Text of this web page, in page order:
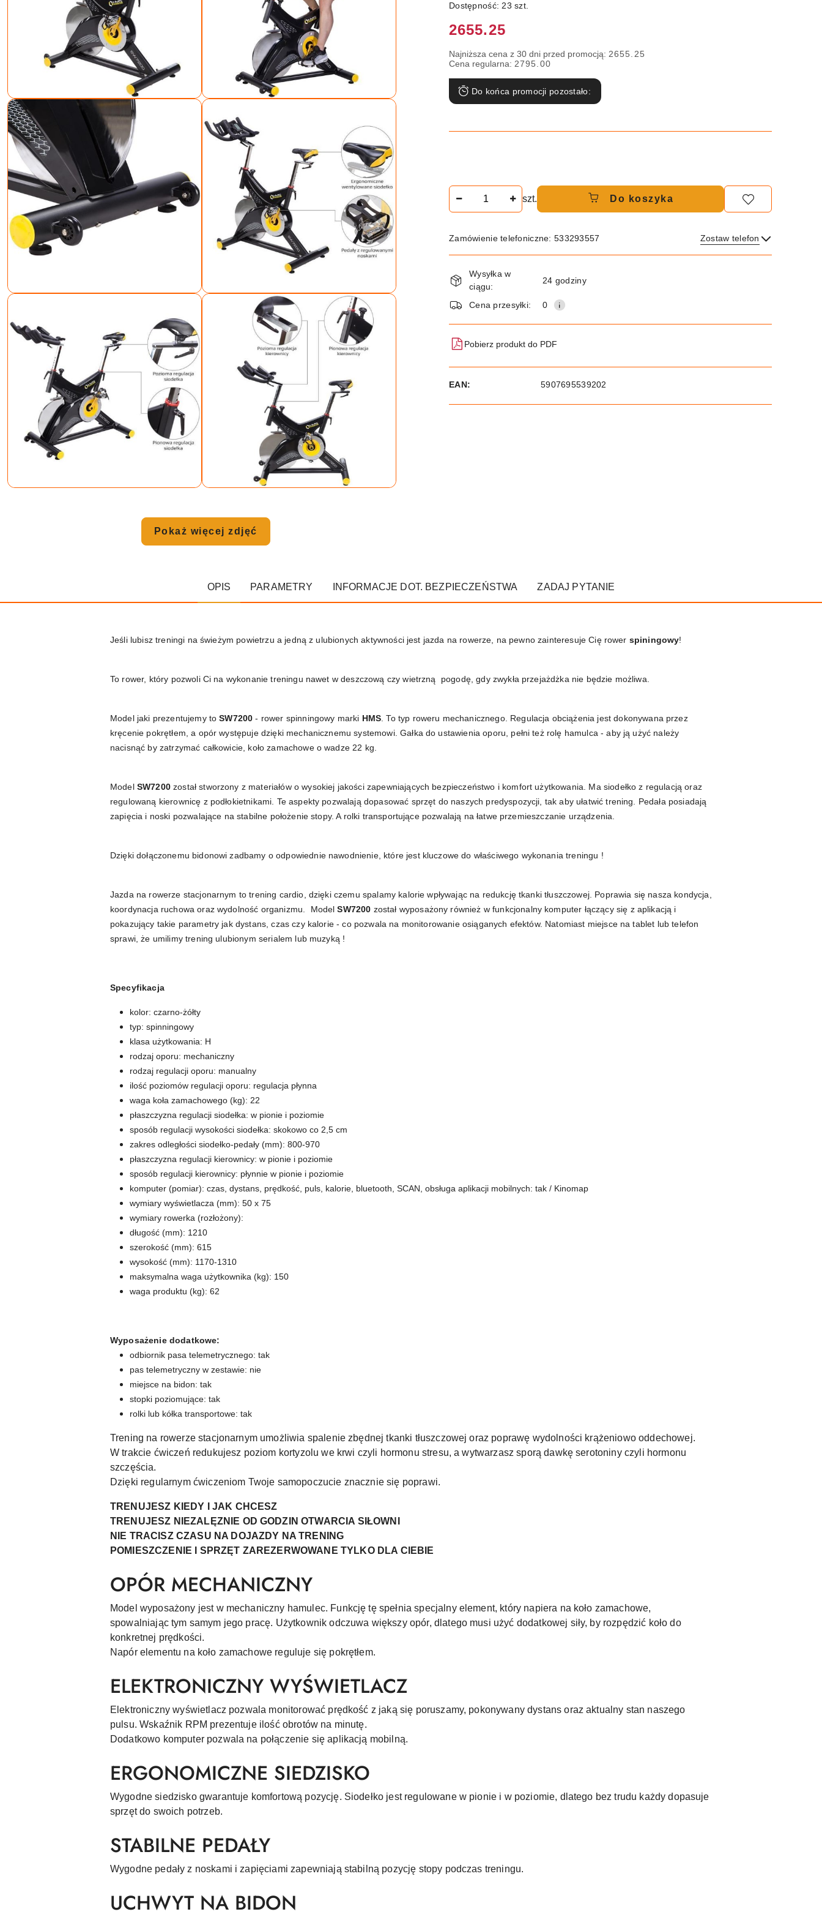
Pokaż więcej zdjęć
Dostępność: 23szt.
Cena:
2655.25
Najniższa cena z 30 dni przed promocją: 2655.25
Cena regularna: 2795.00
Do końca promocji pozostało:
szt. Do koszyka
Zamówienie telefoniczne: 533293557 Zostaw telefon
Wyślij
Dostępność
i
dostawa
Wysyłka w
ciągu:
24 godziny
Cena przesyłki: 0
Pobierz produkt do PDF
EAN: 5907695539202
OPIS PARAMETRY INFORMACJE DOT. BEZPIECZEŃSTWA ZADAJ PYTANIE
Jeśli lubisz treningi na świeżym powietrzu a jedną z ulubionych aktywności jest jazda na rowerze, na pewno zainteresuje Cię rower spiningowy!
To rower, który pozwoli Ci na wykonanie treningu nawet w deszczową czy wietrzną pogodę, gdy zwykła przejażdżka nie będzie możliwa.
Model jaki prezentujemy toSW7200- rower spinningowy marki HMS . To typ roweru mechanicznego. Regulacja obciążenia jest dokonywana przez
kręcenie pokrętłem, a opór występuje dzięki mechanicznemu systemowi. Gałka do ustawienia oporu, pełni też rolę hamulca - aby ją użyć należy
nacisnąć by zatrzymać całkowicie, koło zamachowe o wadze 22 kg.
Model SW7200został stworzony z materiałów o wysokiej jakości zapewniających bezpieczeństwo i komfort użytkowania. Ma siodełko z regulacją oraz
regulowaną kierownicę z podłokietnikami. Te aspekty pozwalają dopasować sprzęt do naszych predyspozycji, tak aby ułatwić trening. Pedała posiadają
zapięcia i noski pozwalające na stabilne położenie stopy. A rolki transportujące pozwalają na łatwe przemieszczanie urządzenia.
Dzięki dołączonemu bidonowi zadbamy o odpowiednie nawodnienie, które jest kluczowe do właściwego wykonania treningu !
Jazda na rowerze stacjonarnym to trening cardio, dzięki czemu spalamy kalorie wpływając na redukcję tkanki tłuszczowej. Poprawia się nasza kondycja,
koordynacja ruchowa oraz wydolność organizmu. ModelSW7200 został wyposażony również w funkcjonalny komputer łączący się z aplikacją i
pokazujący takie parametry jak dystans, czas czy kalorie - co pozwala na monitorowanie osiąganych efektów. Natomiast miejsce na tablet lub telefon
sprawi, że umilimy trening ulubionym serialem lub muzyką !
Specyfikacja
kolor: czarno-żółty
typ: spinningowy
klasa użytkowania: H
rodzaj oporu: mechaniczny
rodzaj regulacji oporu: manualny
ilość poziomów regulacji oporu: regulacja płynna
waga koła zamachowego (kg): 22
płaszczyzna regulacji siodełka: w pionie i poziomie
sposób regulacji wysokości siodełka: skokowo co 2,5 cm
zakres odległości siodełko-pedały (mm): 800-970
płaszczyzna regulacji kierownicy: w pionie i poziomie
sposób regulacji kierownicy: płynnie w pionie i poziomie
komputer (pomiar): czas, dystans, prędkość, puls, kalorie, bluetooth, SCAN, obsługa aplikacji mobilnych: tak / Kinomap
wymiary wyświetlacza (mm): 50 x 75
wymiary rowerka (rozłożony):
długość (mm): 1210
szerokość (mm): 615
wysokość (mm): 1170-1310
maksymalna waga użytkownika (kg): 150
waga produktu (kg): 62
Wyposażenie dodatkowe:
odbiornik pasa telemetrycznego: tak
pas telemetryczny w zestawie: nie
miejsce na bidon: tak
stopki poziomujące: tak
rolki lub kółka transportowe: tak
Trening na rowerze stacjonarnym umożliwia spalenie zbędnej tkanki tłuszczowej oraz poprawę wydolności krążeniowo oddechowej.
W trakcie ćwiczeń redukujesz poziom kortyzolu we krwi czyli hormonu stresu, a wytwarzasz sporą dawkę serotoniny czyli hormonu
szczęścia.
Dzięki regularnym ćwiczeniom Twoje samopoczucie znacznie się poprawi.
TRENUJESZ KIEDY I JAK CHCESZ
TRENUJESZ NIEZALĘZNIE OD GODZIN OTWARCIA SIŁOWNI
NIE TRACISZ CZASU NA DOJAZDY NA TRENING
POMIESZCZENIE I SPRZĘT ZAREZERWOWANE TYLKO DLA CIEBIE
OPÓR MECHANICZNY
Model wyposażony jest w mechaniczny hamulec. Funkcję tę spełnia specjalny element, który napiera na koło zamachowe,
spowalniając tym samym jego pracę. Użytkownik odczuwa większy opór, dlatego musi użyć dodatkowej siły, by rozpędzić koło do
konkretnej prędkości.
Napór elementu na koło zamachowe reguluje się pokrętłem.
ELEKTRONICZNY WYŚWIETLACZ
Elektroniczny wyświetlacz pozwala monitorować prędkość z jaką się poruszamy, pokonywany dystans oraz aktualny stan naszego
pulsu. Wskaźnik RPM prezentuje ilość obrotów na minutę.
Dodatkowo komputer pozwala na połączenie się aplikacją mobilną.
ERGONOMICZNE SIEDZISKO
Wygodne siedzisko gwarantuje komfortową pozycję. Siodełko jest regulowane w pionie i w poziomie, dlatego bez trudu każdy dopasuje
sprzęt do swoich potrzeb.
STABILNE PEDAŁY
Wygodne pedały z noskami i zapięciami zapewniają stabilną pozycję stopy podczas treningu.
UCHWYT NA BIDON